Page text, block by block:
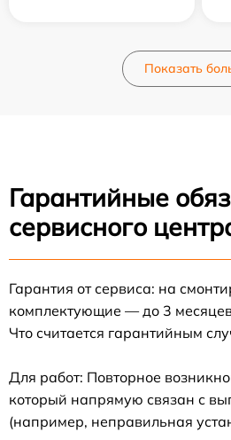
Показать
Гарантийные
сервисного
Гарантия от сервиса: на
комплектующие — до 3
Что считается гарантийным
Для работ: Повторное
который напрямую связан с
(например, неправильная